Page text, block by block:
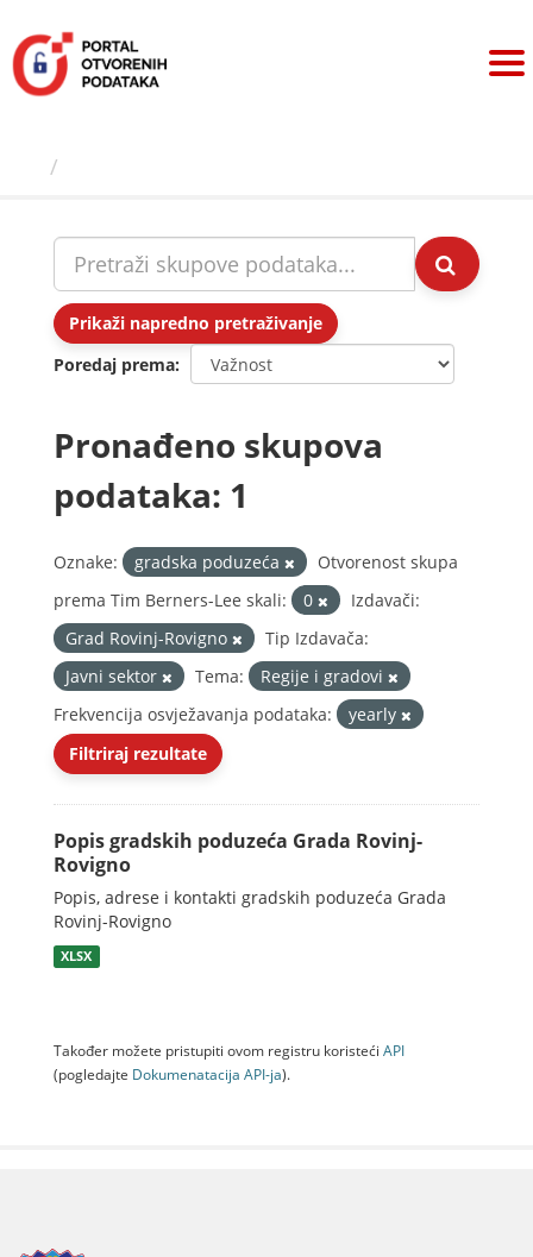
sadržaj
Prikaži napredno pretraživanje
Poredaj prema
Pronađeno skupova
podataka: 1
Oznake: gradska poduzeća
Otvorenost skupa
prema Tim Berners-Lee skali:
0
Izdavači:
Grad Rovinj-Rovigno
Tip Izdavača:
Javni sektor
Tema:
Regije i gradovi
Frekvencija osvježavanja podataka:
yearly
Filtriraj rezultate
Popis gradskih poduzeća Grada Rovinj-
Rovigno
Popis, adrese i kontakti gradskih poduzeća Grada
Rovinj-Rovigno
XLSX
Također možete pristupiti ovom registru koristeći API
(pogledajte Dokumenаtаcijа API-jа).